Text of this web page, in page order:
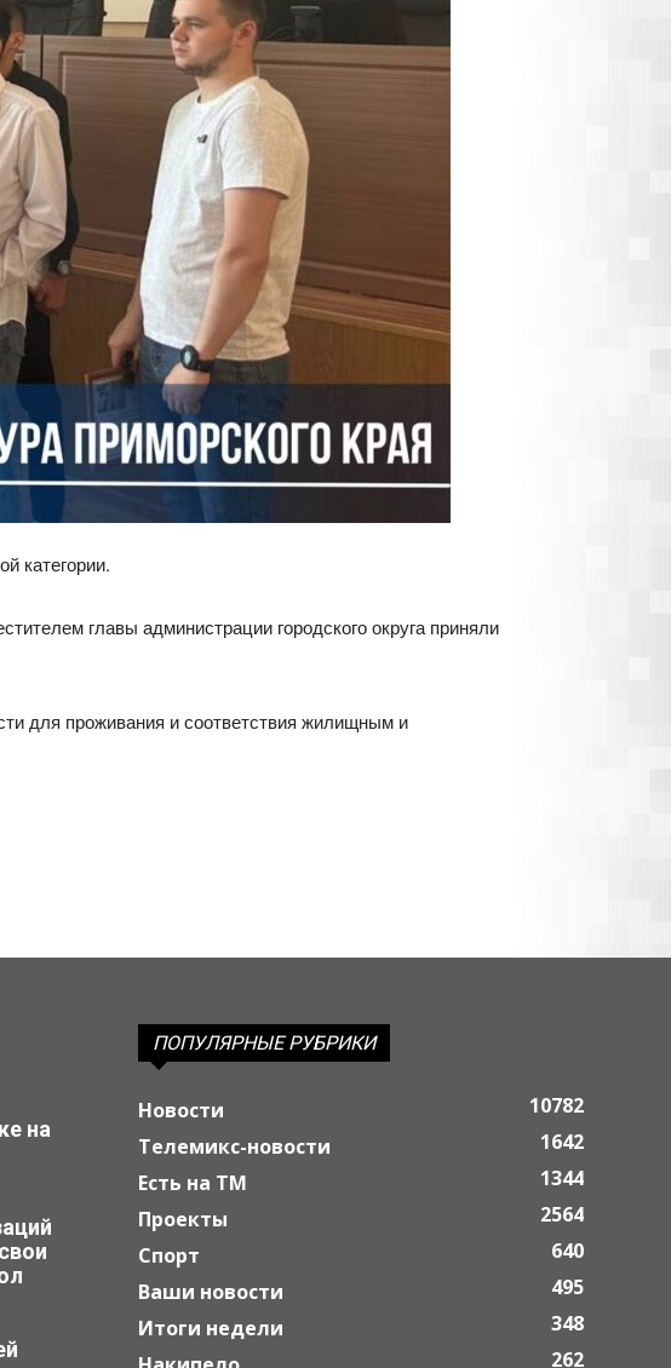
категории.
главы администрации городского округа приняли
для проживания и соответствия жилищным и
на
ПОПУЛЯРНЫЕ РУБРИКИ
Новости
10782
Телемикс-новости
1642
Есть на ТМ
1344
Проекты
2564
Спорт
640
Ваши новости
495
Итоги недели
348
262